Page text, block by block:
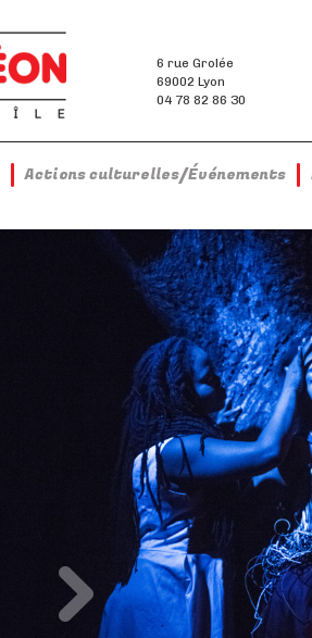
6 rue Grolée
69002 Lyon
04 78 82 86 30
Actions culturelles/Événements
Suivant